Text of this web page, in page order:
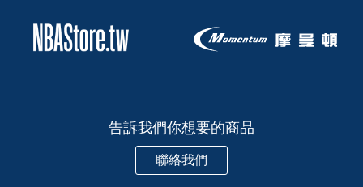
告訴我們你想要的商品
聯絡我們